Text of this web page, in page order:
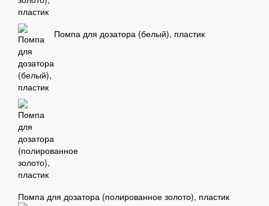
Помпа для дозатора (белый), пластик
Помпа для дозатора (полированное золото), пластик